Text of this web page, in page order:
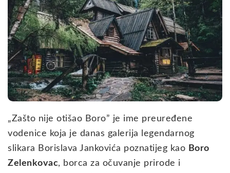
„Zašto nije otišao Boro” je ime preuređene
vodenice koja je danas galerija legendarnog
slikara Borislava Jankovića poznatijeg kao Boro
Zelenkovac, borca za očuvanje prirode i